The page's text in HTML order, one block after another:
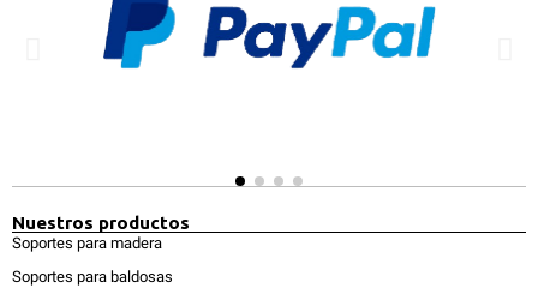
Nuestros productos
Soportes para madera
Soportes para baldosas